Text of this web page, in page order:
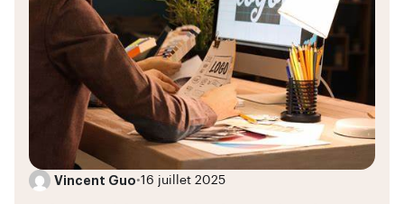
Vincent Guo•16 juillet 2025